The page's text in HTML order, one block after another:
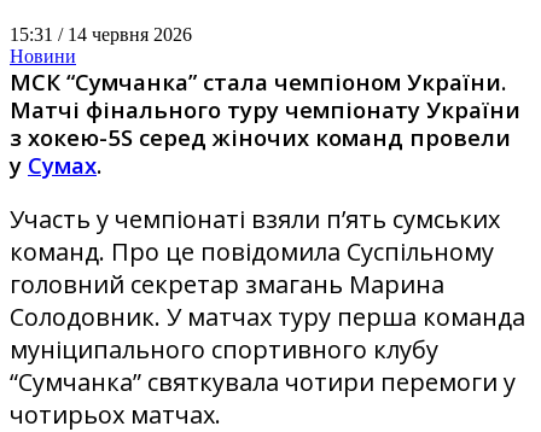
15:31 / 14 червня 2026
Новини
МСК “Сумчанка” стала чемпіоном України.
Матчі фінального туру чемпіонату України
з хокею-5S серед жіночих команд провели
у Сумах.
Участь у чемпіонаті взяли п’ять сумських
команд. Про це повідомила Суспільному
головний секретар змагань Марина
Солодовник. У матчах туру перша команда
муніципального спортивного клубу
“Сумчанка” святкувала чотири перемоги у
чотирьох матчах.